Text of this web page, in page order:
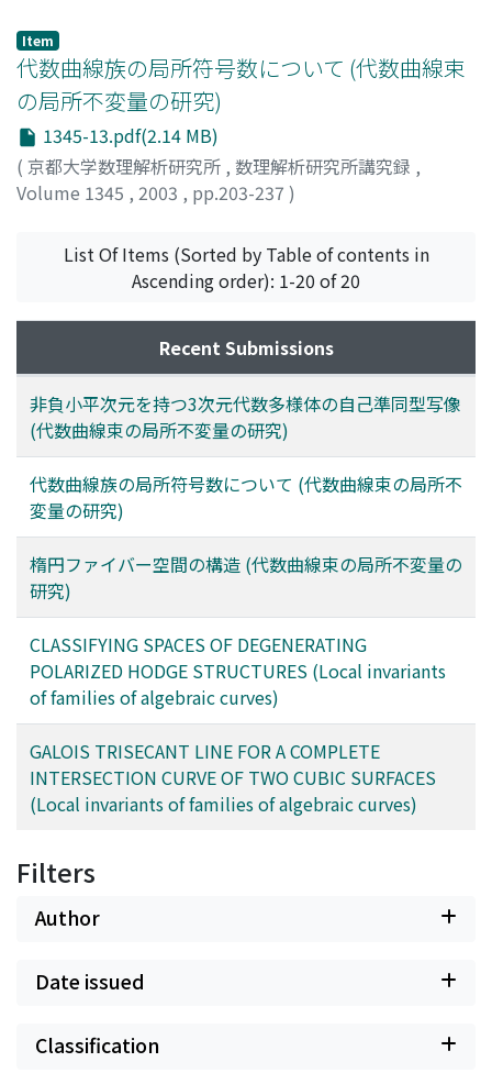
Item
代数曲線族の局所符号数について (代数曲線束
の局所不変量の研究)
1345-13.pdf(2.14 MB)
( 京都大学数理解析研究所 , 数理解析研究所講究録 ,
Volume 1345 , 2003 , pp.203-237 )
List Of Items (Sorted by Table of contents in
Ascending order): 1-20 of 20
Recent Submissions
非負小平次元を持つ3次元代数多様体の自己準同型写像
(代数曲線束の局所不変量の研究)
代数曲線族の局所符号数について (代数曲線束の局所不
変量の研究)
楕円ファイバー空間の構造 (代数曲線束の局所不変量の
研究)
CLASSIFYING SPACES OF DEGENERATING
POLARIZED HODGE STRUCTURES (Local invariants
of families of algebraic curves)
GALOIS TRISECANT LINE FOR A COMPLETE
INTERSECTION CURVE OF TWO CUBIC SURFACES
(Local invariants of families of algebraic curves)
Filters
Author
Date issued
Classification